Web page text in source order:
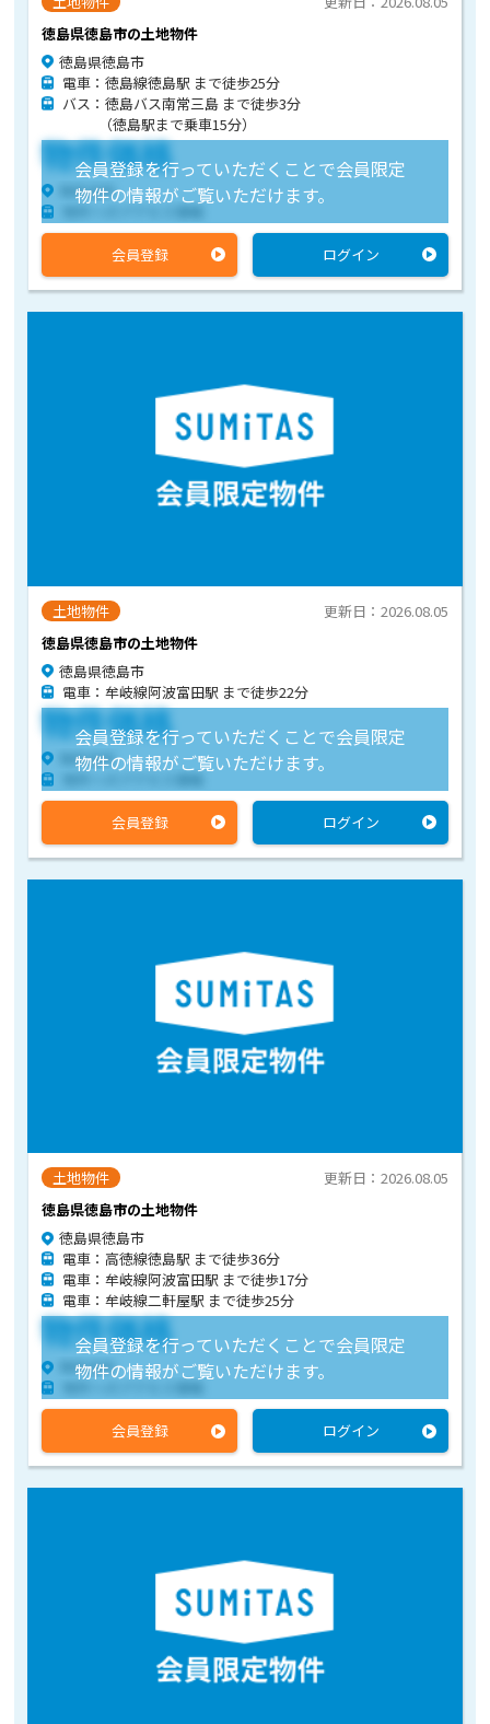
徳島県徳島市の土地物件
徳島県徳島市
電車：徳島線徳島駅 まで徒歩25分
バス：徳島バス南常三島 まで徒歩3分
（徳島駅まで乗車15分）
会員登録を行っていただくことで会員限定
物件の情報がご覧いただけます。
物件価格
物件住所
物件へのアクセス情報
会員登録 ログイン
土地物件
徳島県徳島市の土地物件
更新日：2026.08.05
徳島県徳島市
電車：牟岐線阿波富田駅 まで徒歩22分
会員登録を行っていただくことで会員限定
物件の情報がご覧いただけます。
物件価格
物件住所
物件へのアクセス情報
会員登録 ログイン
土地物件
徳島県徳島市の土地物件
更新日：2026.08.05
徳島県徳島市
電車：高徳線徳島駅 まで徒歩36分
電車：牟岐線阿波富田駅 まで徒歩17分
電車：牟岐線二軒屋駅 まで徒歩25分
会員登録を行っていただくことで会員限定
物件の情報がご覧いただけます。
物件価格
物件住所
会員登録 ログイン